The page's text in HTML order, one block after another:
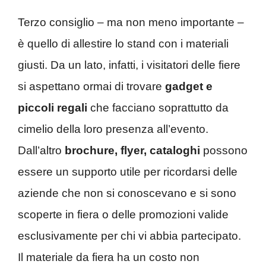
Terzo consiglio – ma non meno importante –
è quello di allestire lo stand con i materiali
giusti. Da un lato, infatti, i visitatori delle fiere
si aspettano ormai di trovare gadget e
piccoli regali che facciano soprattutto da
cimelio della loro presenza all’evento.
Dall’altro brochure, flyer, cataloghi possono
essere un supporto utile per ricordarsi delle
aziende che non si conoscevano e si sono
scoperte in fiera o delle promozioni valide
esclusivamente per chi vi abbia partecipato.
Il materiale da fiera ha un costo non